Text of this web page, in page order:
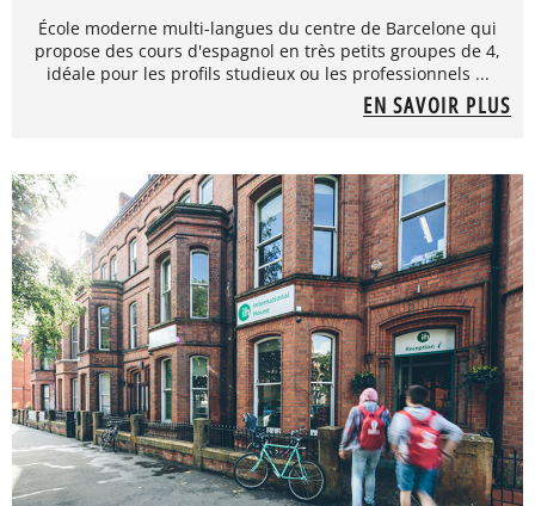
École moderne multi-langues du centre de Barcelone qui
propose des cours d'espagnol en très petits groupes de 4,
idéale pour les profils studieux ou les professionnels ...
EN SAVOIR PLUS